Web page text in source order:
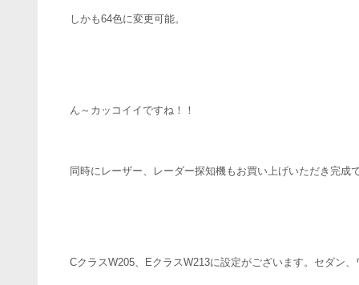
しかも64色に変更可能。
ん～カッコイイですね！！
同時にレーザー、レーダー探知機もお買い上げいただき完成で
CクラスW205、EクラスW213に設定がございます。セダン、